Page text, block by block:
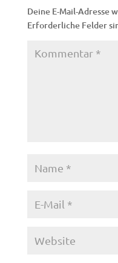
Deine E-Mail-
Erforderliche Felder